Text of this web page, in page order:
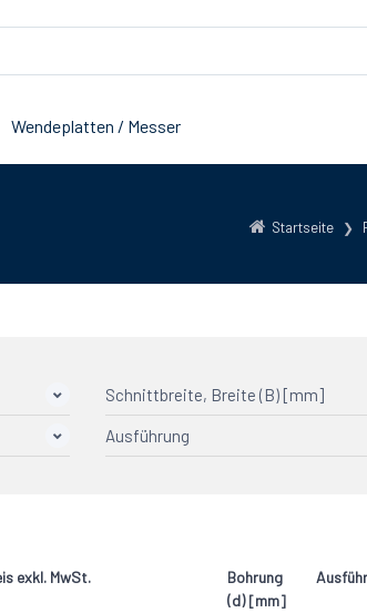
Wendeplatten / Messer
Startseite
Schnittbreite, Breite (B) [mm]
Ausführung
exkl. MwSt.
Bohrung
(d) [mm]